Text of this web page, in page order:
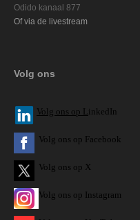
Odido kanaal 877
Of via de livestream
Volg ons
Volg ons op L inkedIn
Volg ons op Facebook
Volg ons op X
Volg ons op Instagram